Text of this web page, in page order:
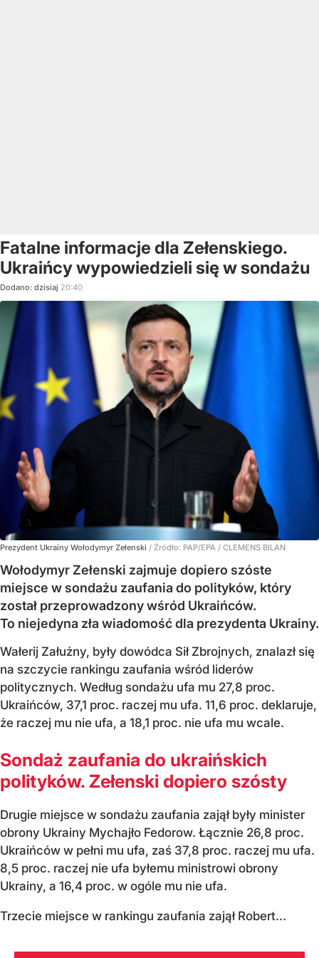
Fatalne informacje dla Zełenskiego.
Ukraińcy wypowiedzieli się w sondażu
Dodano: dzisiaj 20:40
Prezydent Ukrainy Wołodymyr Zełenski / Źródło: PAP/EPA / CLEMENS BILAN
Wołodymyr Zełenski zajmuje dopiero szóste
miejsce w sondażu zaufania do polityków, który
został przeprowadzony wśród Ukraińców.
To niejedyna zła wiadomość dla prezydenta Ukrainy.
Wałerij Załużny, były dowódca Sił Zbrojnych, znalazł się
na szczycie rankingu zaufania wśród liderów
politycznych. Według sondażu ufa mu 27,8 proc.
Ukraińców, 37,1 proc. raczej mu ufa. 11,6 proc. deklaruje,
że raczej mu nie ufa, a 18,1 proc. nie ufa mu wcale.
Sondaż zaufania do ukraińskich
polityków. Zełenski dopiero szósty
Drugie miejsce w sondażu zaufania zajął były minister
obrony Ukrainy Mychajło Fedorow. Łącznie 26,8 proc.
Ukraińców w pełni mu ufa, zaś 37,8 proc. raczej mu ufa.
8,5 proc. raczej nie ufa byłemu ministrowi obrony
Ukrainy, a 16,4 proc. w ogóle mu nie ufa.
Trzecie miejsce w rankingu zaufania zajął Robert...